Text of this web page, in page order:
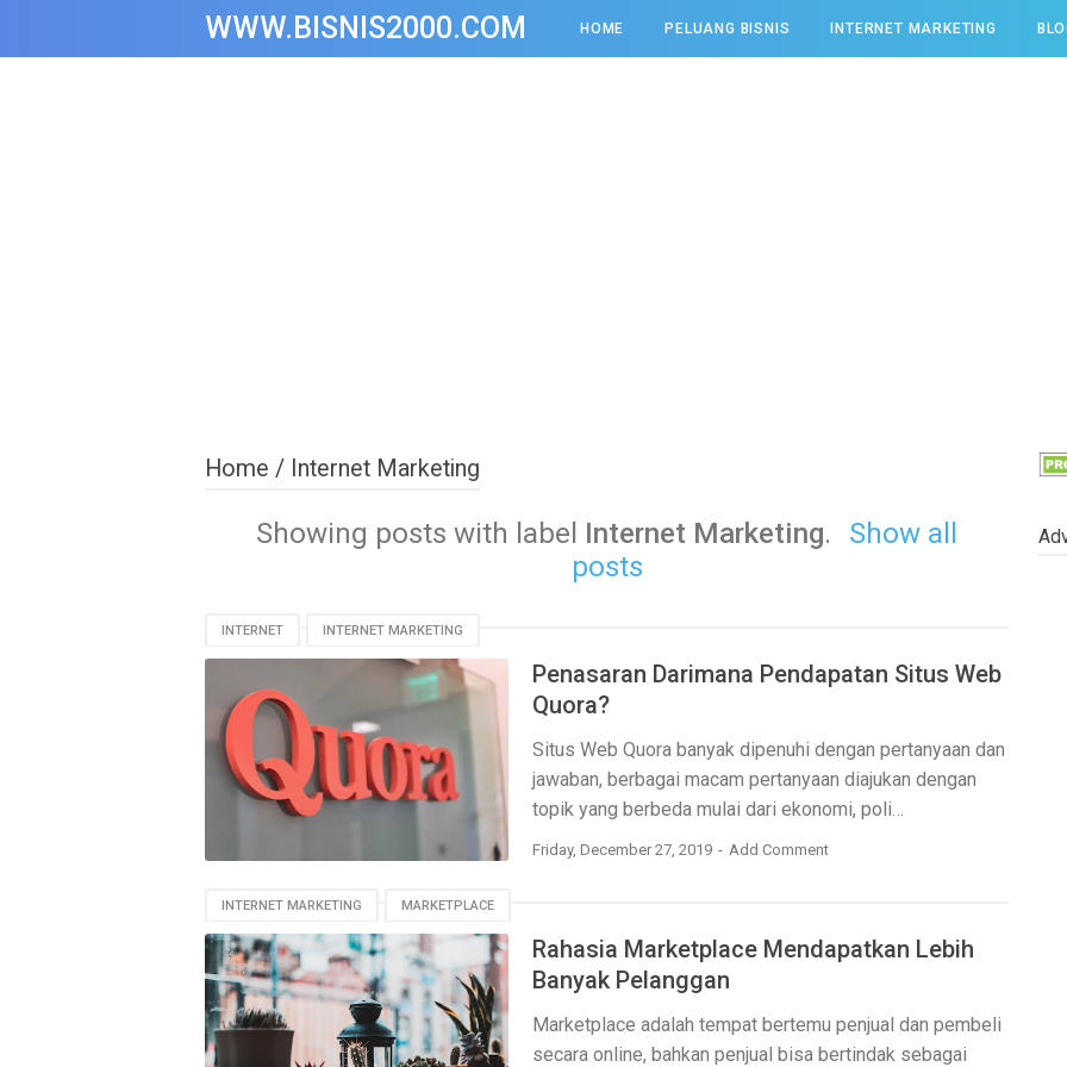
WWW.BISNIS2000.COM HOME PELUANG BISNIS INTERNET MARKETING
Home / Internet Marketing
Showing posts with label Internet Marketing.
Show all
posts
INTERNET INTERNET MARKETING
Penasaran Darimana Pendapatan Situs Web
Quora?
Situs Web Quora banyak dipenuhi dengan pertanyaan dan
jawaban, berbagai macam pertanyaan diajukan dengan
topik yang berbeda mulai dari ekonomi, poli…
Friday, December 27, 2019 Add Comment
INTERNET MARKETING MARKETPLACE
Rahasia Marketplace Mendapatkan Lebih
Banyak Pelanggan
Marketplace adalah tempat bertemu penjual dan pembeli
secara online, bahkan penjual bisa bertindak sebagai